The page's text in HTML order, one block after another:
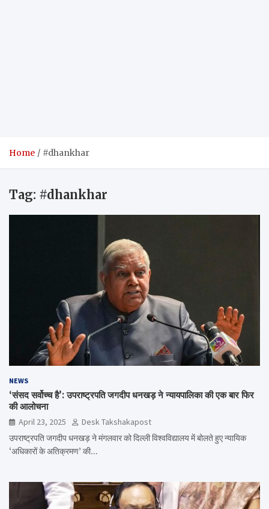
Home #dhankhar
Tag: #dhankhar
NEWS
‘संसद सर्वोच्च है’: उपराष्ट्रपति जगदीप धनखड़ ने न्यायपालिका की एक बार फिर
की आलोचना
April 23, 2025
Desk Takshakapost
उपराष्ट्रपति जगदीप धनखड़ ने मंगलवार को दिल्ली विश्वविद्यालय में बोलते हुए न्यायिक
‘अधिकारों के अतिक्रमण’ की…